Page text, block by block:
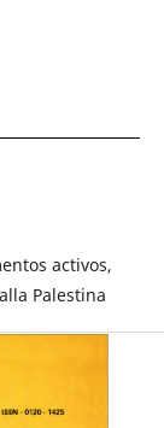
activos,
Palestina